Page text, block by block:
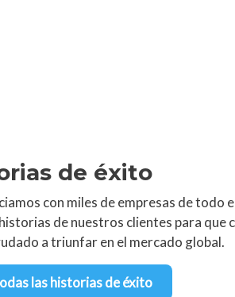
de éxito
con miles de empresas de todo
de nuestros clientes para que
a triunfar en el mercado global.
las historias de éxito